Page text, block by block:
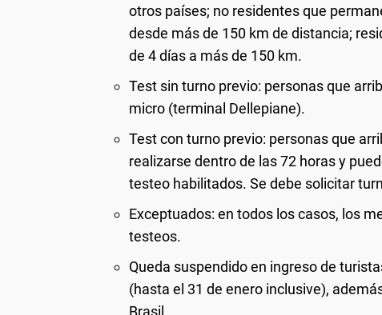
otros países; no residentes que
desde más de 150 km de distancia;
de 4 días a más de 150 km.
Test sin turno previo: personas que
micro (terminal Dellepiane).
Test con turno previo: personas que
realizarse dentro de las 72 horas y
testeo habilitados. Se debe solicitar
Exceptuados: en todos los casos, los
testeos.
Queda suspendido en ingreso de
(hasta el 31 de enero inclusive),
Brasil. .